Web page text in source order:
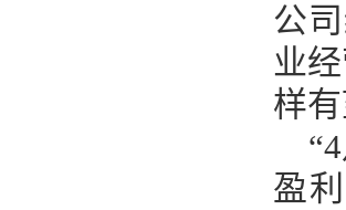
公
业
样
盈